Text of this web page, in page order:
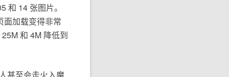
和 14 张图片。
面加载变得非常
和 4M 降低到